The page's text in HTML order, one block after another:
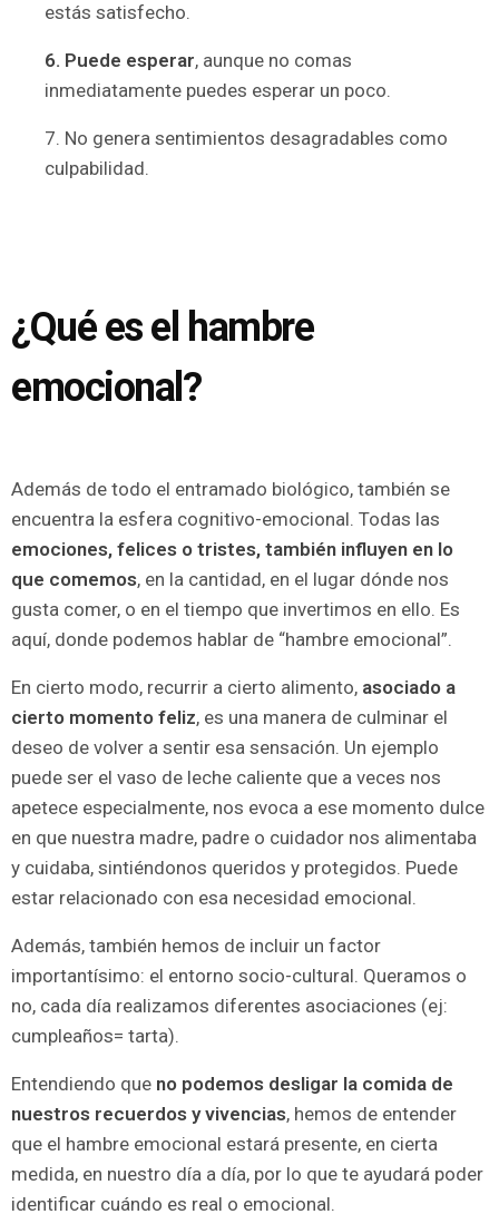
estás satisfecho.
6. Puede esperar, aunque no comas
inmediatamente puedes esperar un poco.
7. No genera sentimientos desagradables como
culpabilidad.
¿Qué es el hambre
emocional?
Además de todo el entramado biológico, también se
encuentra la esfera cognitivo-emocional. Todas las
emociones, felices o tristes, también influyen en lo
que comemos, en la cantidad, en el lugar dónde nos
gusta comer, o en el tiempo que invertimos en ello. Es
aquí, donde podemos hablar de “hambre emocional”.
En cierto modo, recurrir a cierto alimento, asociado a
cierto momento feliz, es una manera de culminar el
deseo de volver a sentir esa sensación. Un ejemplo
puede ser el vaso de leche caliente que a veces nos
apetece especialmente, nos evoca a ese momento dulce
en que nuestra madre, padre o cuidador nos alimentaba
y cuidaba, sintiéndonos queridos y protegidos. Puede
estar relacionado con esa necesidad emocional.
Además, también hemos de incluir un factor
importantísimo: el entorno socio-cultural. Queramos o
no, cada día realizamos diferentes asociaciones (ej:
cumpleaños= tarta).
Entendiendo que no podemos desligar la comida de
nuestros recuerdos y vivencias, hemos de entender
que el hambre emocional estará presente, en cierta
medida, en nuestro día a día, por lo que te ayudará poder
identificar cuándo es real o emocional.